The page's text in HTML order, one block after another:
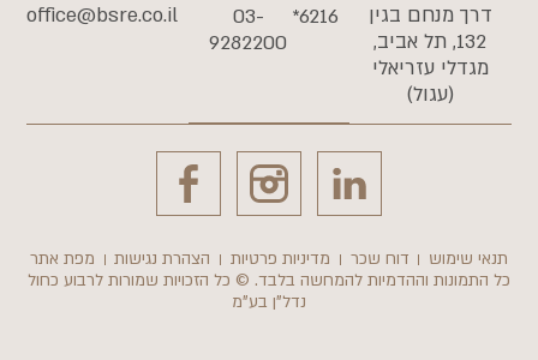
דרך מנחם בגין
132, תל אביב,
מגדלי עזריאלי
(עגול)
6216*
03-
9282200
office@bsre.co.il
תנאי שימוש דוח שכר מדיניות פרטיות הצהרת נגישות
מפת אתר
כל התמונות וההדמיות להמחשה בלבד. © כל הזכויות שמורות לרבוע כחול
נדל"ן בע"מ